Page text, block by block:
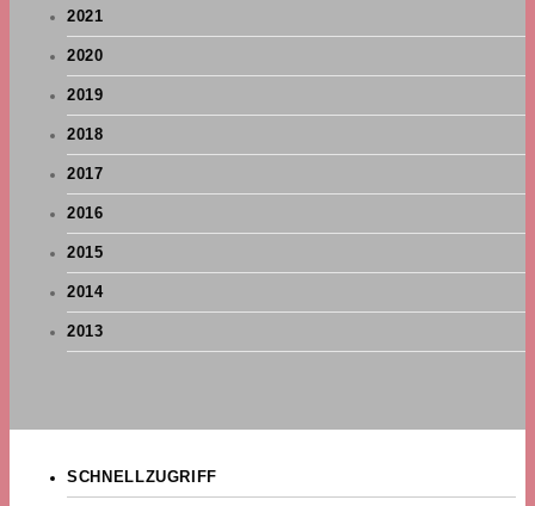
2021
2020
2019
2018
2017
2016
2015
2014
2013
SCHNELLZUGRIFF